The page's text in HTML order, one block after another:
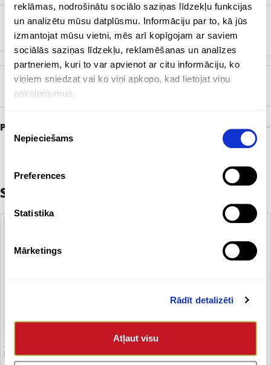
reklāmas, nodrošinātu sociālo saziņas līdzekļu funkcijas
un analizētu mūsu datplūsmu. Informāciju par to, kā jūs
izmantojat mūsu vietni, mēs arī kopīgojam ar saviem
sociālās saziņas līdzekļu, reklamēšanas un analīzes
partneriem, kuri to var apvienot ar citu informāciju, ko
viņiem sniedzat vai ko viņi apkopo, kad lietojat viņu
pakalpojumus.
Piekrišanas
izvēle
Nepieciešams
Preferences
Statistika
Mārketings
Rādīt detalizēti
Atļaut visu
KRĀSA Metāls ,Sarkans , Tumši zaļš
Tumši zils
BIRKA
Preces pasūtīšana un piegāde
Saistītie produkti
Lietussargs – garais